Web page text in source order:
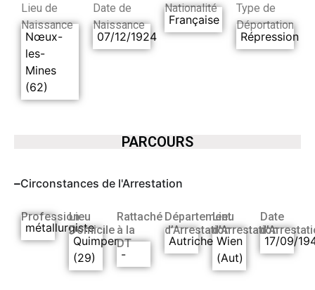
Lieu de
Naissance
Nœux-
les-
Mines
(62)
Date de
Naissance
07/12/1924
Nationalité
Française
Type de
Déportation
Répression
PARCOURS
Circonstances de l'Arrestation
Profession
métallurgiste
Lieu
Domicile
Quimper
(29)
Rattaché
à la
DT
-
Département
d’Arrestation
Autriche
Lieu
d’Arrestation
Wien
(Aut)
Date
17/09/